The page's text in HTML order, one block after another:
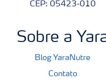
CEP: 05423-010
Sobre a
Blog YaraNutre
Contato